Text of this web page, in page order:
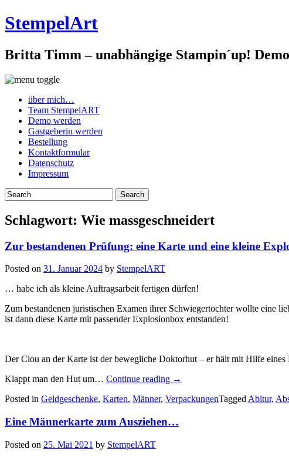
StempelArt
Britta Timm – unabhängige Stampin´up!
über mich…
Team StempelART
Demo werden
Gastgeberin werden
Bestellung
Kontaktformular
Datenschutz
Impressum
Schlagwort: Wie massgeschneidert
Zur bestandenen Prüfung: eine Karte und eine kleine
Posted on 31. Januar 2024 by StempelART
… habe ich als kleine Auftragsarbeit fertigen dürfen!
Zum bestandenen juristischen Examen ihrer Schwiegertochter wollte eine
ist dann diese Karte mit passender Explosionbox entstanden!
Der Clou an der Karte ist der bewegliche Doktorhut – er hält mit Hilfe eines
Klappt man den Hut um… Continue reading „Zur
Prüfung:
→
Posted in Geldgeschenke, Karten, Männer, VerpackungenTagged Abitur,
Eine Männerkarte zum Ausziehen…
Posted on 25. Mai 2021 by StempelART